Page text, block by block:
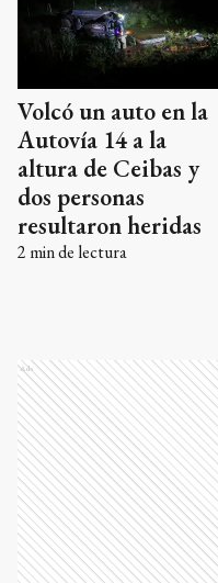
Volcó un auto en la
Autovía 14 a la
altura de Ceibas y
dos personas
resultaron heridas
2 min de lectura
Ads